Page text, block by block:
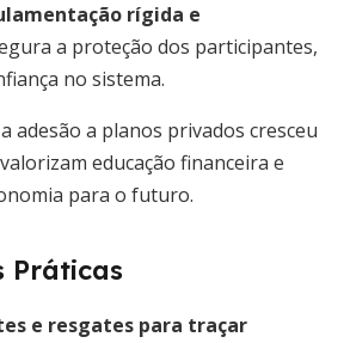
rígida e
a proteção dos participantes,
no sistema.
adesão a planos privados cresceu
educação financeira e
para o futuro.
Práticas
e resgates para traçar